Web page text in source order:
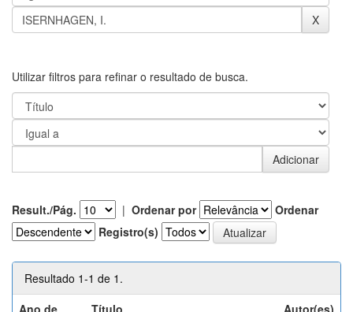
Utilizar filtros para refinar o resultado de busca.
Result./Pág. | Ordenar por
Ordenar
Registro(s)
Resultado 1-1 de 1.
Ano de
Título Autor(es)